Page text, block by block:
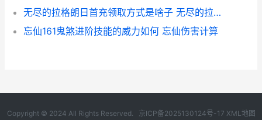
无尽的拉格朗日首充领取方式是啥子 无尽的拉格朗日手机版下载
忘仙161鬼煞进阶技能的威力如何 忘仙伤害计算
Copyright © 2024 All Rights Reserved. 京ICP备2025130124号-17 XML地图